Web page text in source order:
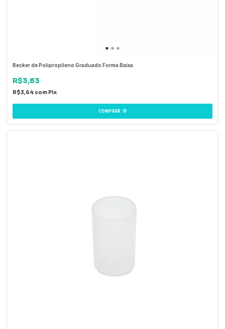
Becker de Polipropileno Graduado Forma Baixa
R$3,83
R$3,64 com Pix
COMPRAR